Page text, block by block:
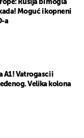
Rusija bi mogla
Moguć i kopneni
a
A1! Vatrogasci i
Velika kolona